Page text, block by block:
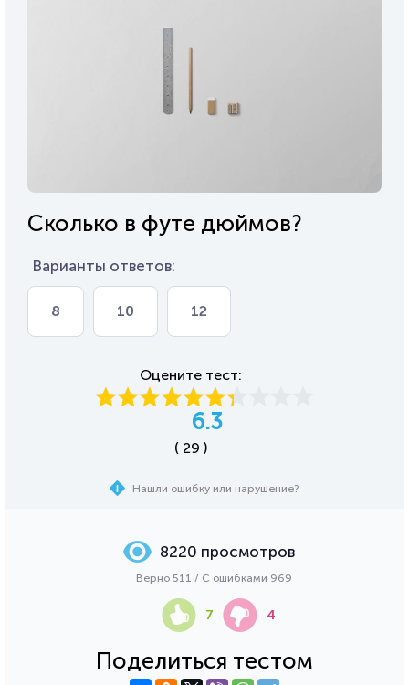
Сколько в футе дюймов?
Варианты ответов:
8 10 12
Оцените тест:
6.3
( 29 )
Нашли ошибку или нарушение?
Поделиться тестом
8220 просмотров
Верно 511 / С ошибками 969
7 4